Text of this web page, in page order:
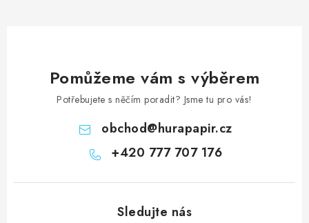
Pomůžeme vám s výběrem
Potřebujete s něčím poradit? Jsme tu pro vás!
obchod@hurapapir.cz
+420 777 707 176